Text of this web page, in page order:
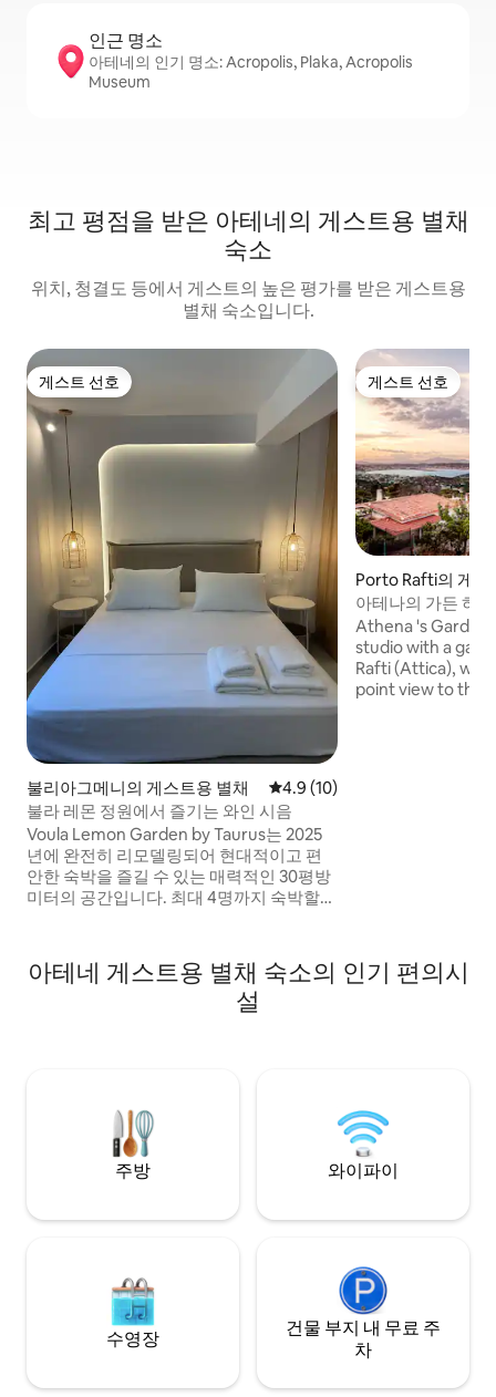
인근 명소
아테네의 인기 명소: Acropolis, Plaka, Acropolis
Museum
최고 평점을 받은 아테네의 게스트용 별채
숙소
위치, 청결도 등에서 게스트의 높은 평가를 받은 게스트용
별채 숙소입니다.
게스트 선호
게스트 선호
불리아그메니의 게스트용 별채 평점 4.9점(5점 만점), 후기 10
4.9 (10)
불라 레몬 정원에서 즐기는 와인 시음
Voula Lemon Garden by Taurus는 2025
년에 완전히 리모델링되어 현대적이고 편
안한 숙박을 즐길 수 있는 매력적인 30평방
미터의 공간입니다. 최대 4명까지 숙박할
린이 2명이 이용하기에 적합합니다. 소파
베드를 열고 싶으시면 최소 48시간 전에 알
려주세요. 커플, 나홀로 여행자 또는 소규모
게스트 선호
게스트 선호
Porto Rafti의 게스
아테나의 가든 하
Athena 's Garden
studio with a
Rafti (Attica),
point view to the
아테네 게스트용 별채 숙소의 인기 편의시
설
주방 와이파이
수영장
건물 부지 내 무료 주
차